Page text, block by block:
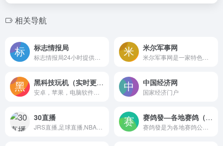
相关导航
标志情报局 米尔军事网
黑科技玩机（实时更新） 中国经济网
国家经济门户
30直播 赛鸽發—各地赛鸽（信鸽）公棚